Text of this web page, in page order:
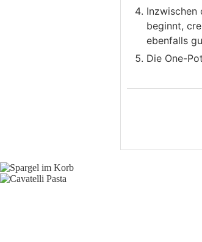
Inzwischen
beginnt,
ebenfalls
Die One-